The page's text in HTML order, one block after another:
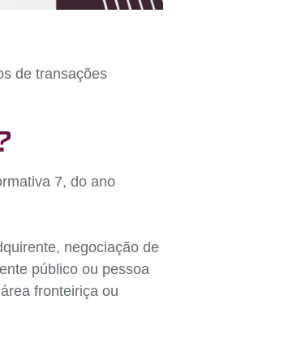
de transações
7, do ano
negociação de
público ou pessoa
fronteiriça ou